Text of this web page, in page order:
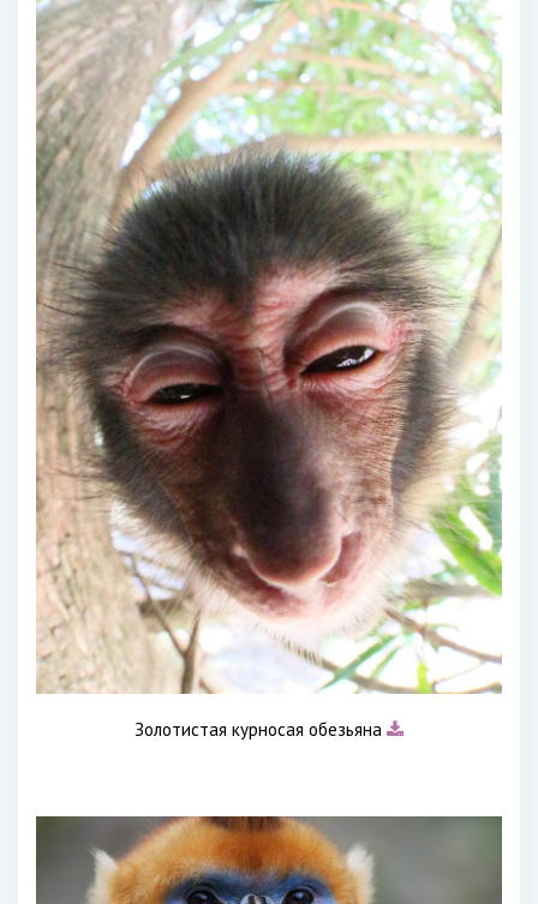
Золотистая курносая обезьяна